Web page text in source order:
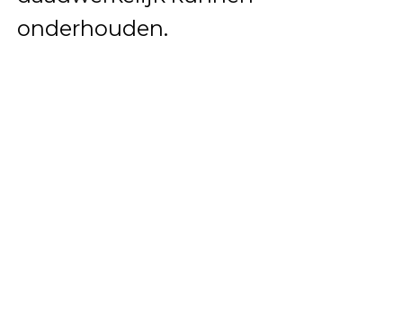
onderhouden.